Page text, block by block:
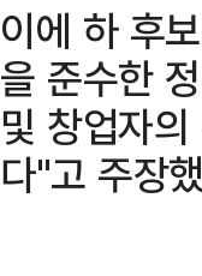
이에 하 후
을 준수한
및 창업자
다"고 주장